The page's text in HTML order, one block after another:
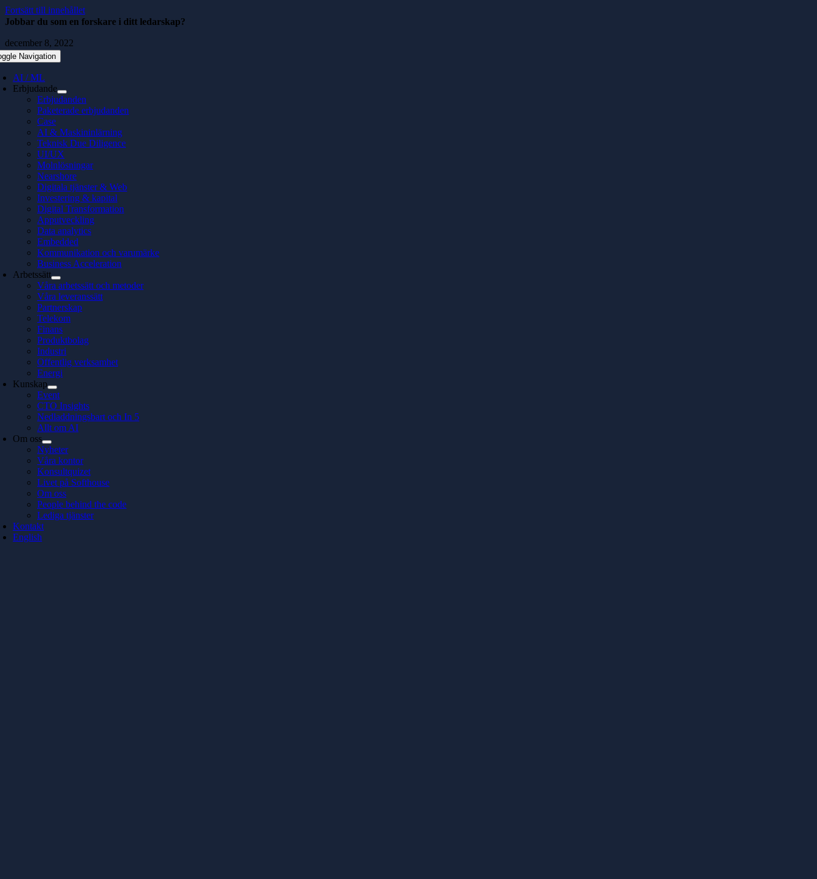
Fortsätt till innehållet
Navigation
AI / ML
Erbjudande
Erbjudanden
Paketerade erbjudanden
Case
AI & Maskininlärning
Teknisk Due Diligence
UI/UX
Molnlösningar
Nearshore
Digitala tjänster & Web
Investering & kapital
Digital Transformation
Apputveckling
Data analytics
Embedded
Kommunikation och varumärke
Business Acceleration
Arbetssätt
Våra arbetssätt och metoder
Våra leveranssätt
Partnerskap
Telekom
Finans
Produktbolag
Industri
Offentlig verksamhet
Energi
Kunskap
Event
CTO Insights
Nedladdningsbart och In 5
Allt om AI
Om oss
Nyheter
Våra kontor
Konsultquizet
Livet på Softhouse
Om oss
People behind the code
Lediga tjänster
Kontakt
English
Jobbar du som en forskare i ditt ledarskap?
december 8, 2022